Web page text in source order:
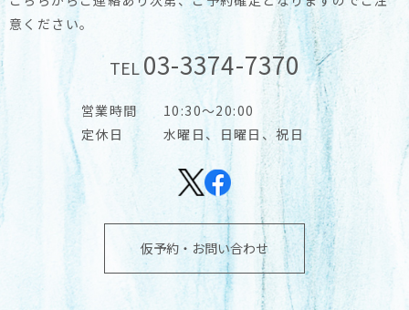
意ください。
TEL03-3374-7370
営業時間
10:30～20:00
定休日
水曜日、日曜日、祝日
仮予約・お問い合わせ